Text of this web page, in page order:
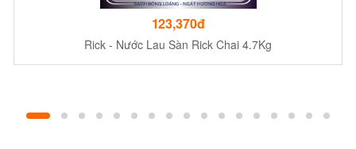
123,370đ
Rick - Nước Lau Sàn Rick Chai 4.7Kg